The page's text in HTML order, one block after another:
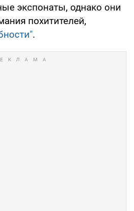
экспонаты, однако они
похитителей,
.